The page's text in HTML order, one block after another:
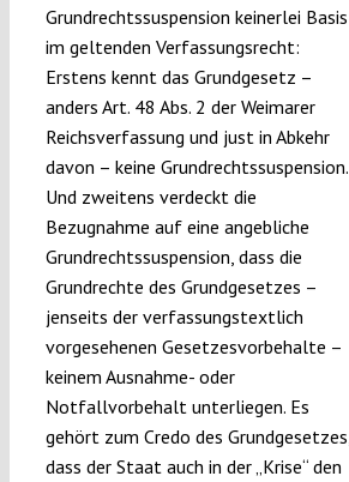
Grundrechtssuspension keinerlei Basis
im geltenden Verfassungsrecht:
Erstens kennt das Grundgesetz –
anders Art. 48 Abs. 2 der Weimarer
Reichsverfassung und just in Abkehr
davon – keine Grundrechtssuspension.
Und zweitens verdeckt die
Bezugnahme auf eine angebliche
Grundrechtssuspension, dass die
Grundrechte des Grundgesetzes –
jenseits der verfassungstextlich
vorgesehenen Gesetzesvorbehalte –
keinem Ausnahme- oder
Notfallvorbehalt unterliegen. Es
gehört zum Credo des Grundgesetzes,
dass der Staat auch in der „Krise“ den